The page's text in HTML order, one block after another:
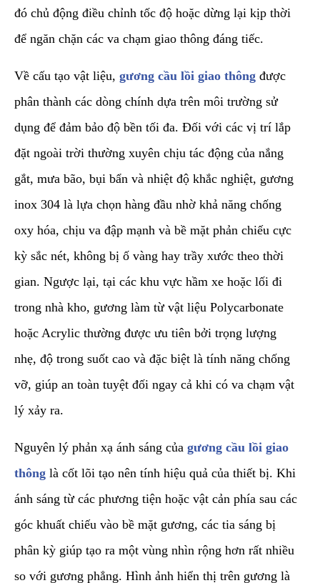
đó chủ động điều chỉnh tốc độ hoặc dừng lại kịp thời
để ngăn chặn các va chạm giao thông đáng tiếc.
​Về cấu tạo vật liệu, gương cầu lồi giao thông được
phân thành các dòng chính dựa trên môi trường sử
dụng để đảm bảo độ bền tối đa. Đối với các vị trí lắp
đặt ngoài trời thường xuyên chịu tác động của nắng
gắt, mưa bão, bụi bẩn và nhiệt độ khắc nghiệt, gương
inox 304 là lựa chọn hàng đầu nhờ khả năng chống
oxy hóa, chịu va đập mạnh và bề mặt phản chiếu cực
kỳ sắc nét, không bị ố vàng hay trầy xước theo thời
gian. Ngược lại, tại các khu vực hầm xe hoặc lối đi
trong nhà kho, gương làm từ vật liệu Polycarbonate
hoặc Acrylic thường được ưu tiên bởi trọng lượng
nhẹ, độ trong suốt cao và đặc biệt là tính năng chống
vỡ, giúp an toàn tuyệt đối ngay cả khi có va chạm vật
lý xảy ra.
Nguyên lý phản xạ ánh sáng của gương cầu lồi giao
thông là cốt lõi tạo nên tính hiệu quả của thiết bị. Khi
ánh sáng từ các phương tiện hoặc vật cản phía sau các
góc khuất chiếu vào bề mặt gương, các tia sáng bị
phân kỳ giúp tạo ra một vùng nhìn rộng hơn rất nhiều
so với gương phẳng. Hình ảnh hiển thị trên gương là